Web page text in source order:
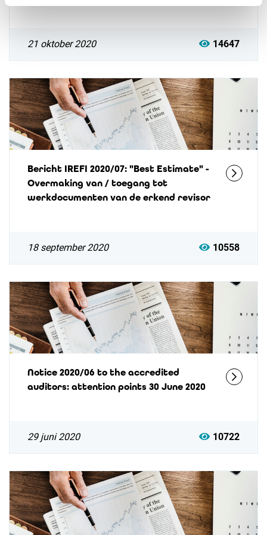
21 oktober 2020 14647
Bericht IREFI 2020/07: "Best Estimate" -
Overmaking van / toegang tot
werkdocumenten van de erkend revisor
18 september 2020 10558
Notice 2020/06 to the accredited
auditors: attention points 30 June 2020
29 juni 2020 10722